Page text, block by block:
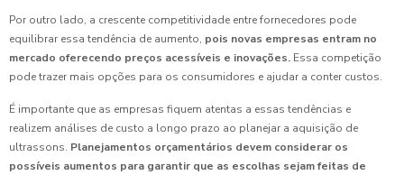
Por outro lado, a crescente competitividade entre fornecedores pode
equilibrar essa tendência de aumento, pois novas empresas entram no
mercado oferecendo preços acessíveis e inovações. Essa competição
pode trazer mais opções para os consumidores e ajudar a conter custos.
É importante que as empresas fiquem atentas a essas tendências e
realizem análises de custo a longo prazo ao planejar a aquisição de
ultrassons. Planejamentos orçamentários devem considerar os
possíveis aumentos para garantir que as escolhas sejam feitas de